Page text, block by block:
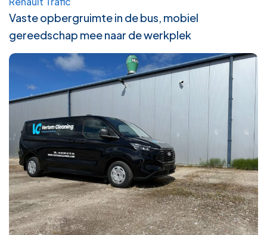
Vaste opbergruimte in de bus, mobiel
gereedschap mee naar de werkplek